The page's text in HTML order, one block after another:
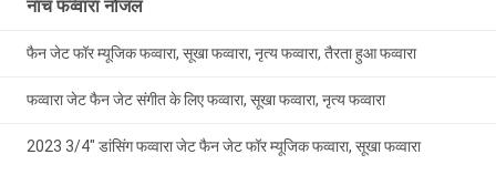
नाच फव्वारा नोजल
फैन जेट फॉर म्यूजिक फव्वारा, सूखा फव्वारा, नृत्य फव्वारा, तैरता हुआ फव्वारा
फव्वारा जेट फैन जेट संगीत के लिए फव्वारा, सूखा फव्वारा, नृत्य फव्वारा
2023 3/4" डांसिंग फव्वारा जेट फैन जेट फॉर म्यूजिक फव्वारा, सूखा फव्वारा